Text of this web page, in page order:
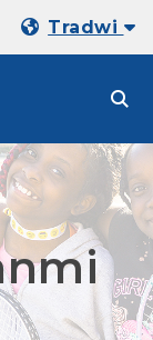
Tradwi